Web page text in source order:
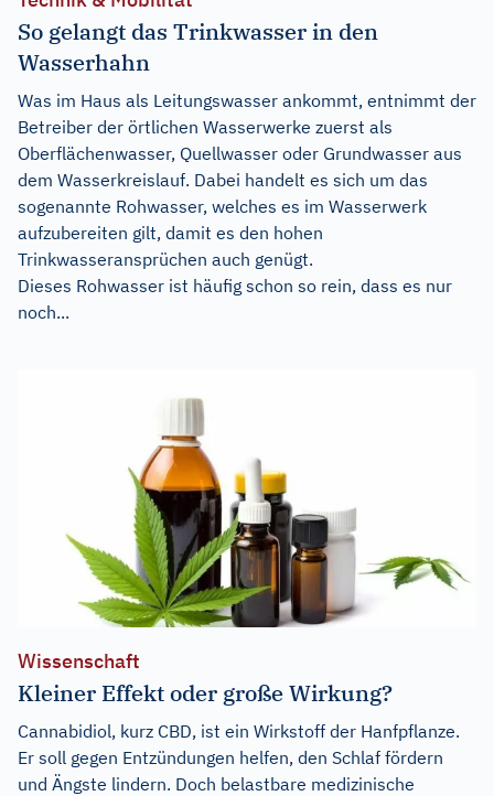
So gelangt das Trinkwasser in den
Wasserhahn
Was im Haus als Leitungswasser ankommt, entnimmt der
Betreiber der örtlichen Wasserwerke zuerst als
Oberflächenwasser, Quellwasser oder Grundwasser aus
dem Wasserkreislauf. Dabei handelt es sich um das
sogenannte Rohwasser, welches es im Wasserwerk
aufzubereiten gilt, damit es den hohen
Trinkwasseransprüchen auch genügt.
Dieses Rohwasser ist häufig schon so rein, dass es nur
noch...
Wissenschaft
Kleiner Effekt oder große Wirkung?
Cannabidiol, kurz CBD, ist ein Wirkstoff der Hanfpflanze.
Er soll gegen Entzündungen helfen, den Schlaf fördern
und Ängste lindern. Doch belastbare medizinische